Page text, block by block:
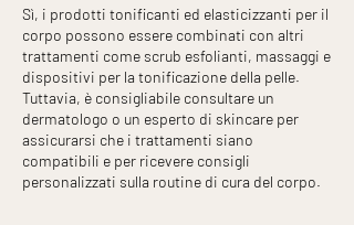
Sì, i prodotti tonificanti ed elasticizzanti per il
corpo possono essere combinati con altri
trattamenti come scrub esfolianti, massaggi e
dispositivi per la tonificazione della pelle.
Tuttavia, è consigliabile consultare un
dermatologo o un esperto di skincare per
assicurarsi che i trattamenti siano
compatibili e per ricevere consigli
personalizzati sulla routine di cura del corpo.